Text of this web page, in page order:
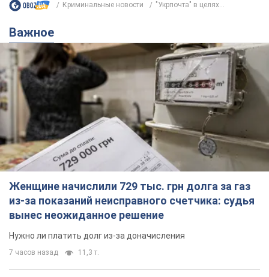
Криминальные новости "Укрпочта" в целях...
Важное
Женщине начислили 729 тыс. грн долга за газ
из-за показаний неисправного счетчика: судья
вынес неожиданное решение
Нужно ли платить долг из-за доначисления
7 часов назад 11,3 т.